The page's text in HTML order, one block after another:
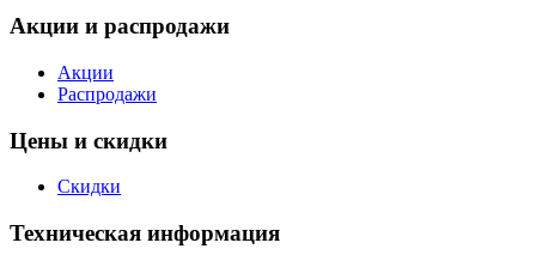
Акции и распродажи
Акции
Распродажи
Цены и скидки
Скидки
Техническая информация